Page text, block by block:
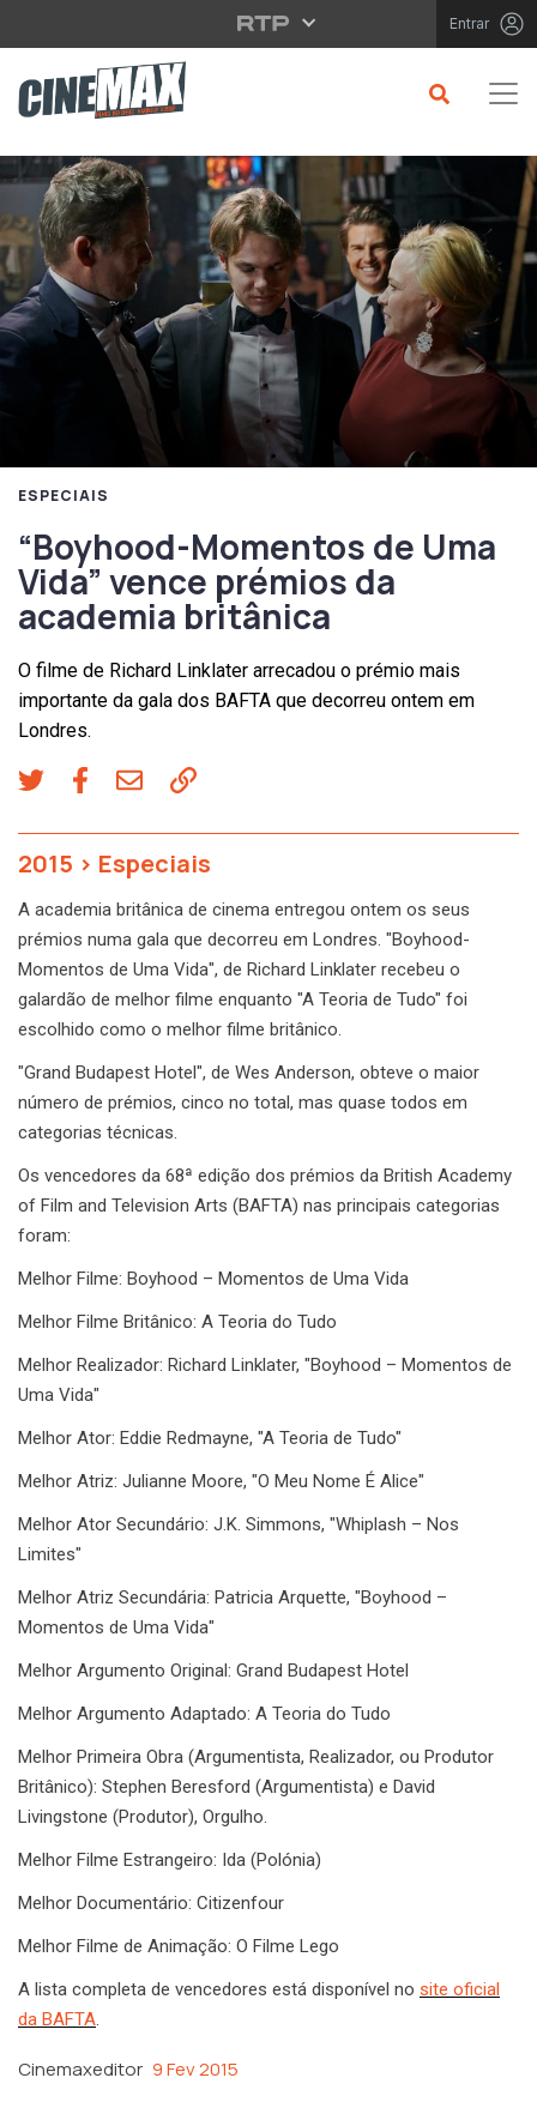
Saltar para o conteúdo principal Entrar
ESPECIAIS
“Boyhood-Momentos de Uma
Vida” vence prémios da
academia britânica
O filme de Richard Linklater arrecadou o prémio mais
importante da gala dos BAFTA que decorreu ontem em
Londres.
2015 > Especiais
A academia britânica de cinema entregou ontem os seus
prémios numa gala que decorreu em Londres. "Boyhood-
Momentos de Uma Vida", de Richard Linklater recebeu o
galardão de melhor filme enquanto "A Teoria de Tudo" foi
escolhido como o melhor filme britânico.
"Grand Budapest Hotel", de Wes Anderson, obteve o maior
número de prémios, cinco no total, mas quase todos em
categorias técnicas.
Os vencedores da 68ª edição dos prémios da British Academy
of Film and Television Arts (BAFTA) nas principais categorias
foram:
Melhor Filme: Boyhood – Momentos de Uma Vida
Melhor Filme Britânico: A Teoria do Tudo
Melhor Realizador: Richard Linklater, "Boyhood – Momentos de
Uma Vida"
Melhor Ator: Eddie Redmayne, "A Teoria de Tudo"
Melhor Atriz: Julianne Moore, "O Meu Nome É Alice"
Melhor Ator Secundário: J.K. Simmons, "Whiplash – Nos
Limites"
Melhor Atriz Secundária: Patricia Arquette, "Boyhood –
Momentos de Uma Vida"
Melhor Argumento Original: Grand Budapest Hotel
Melhor Argumento Adaptado: A Teoria do Tudo
Melhor Primeira Obra (Argumentista, Realizador, ou Produtor
Britânico): Stephen Beresford (Argumentista) e David
Livingstone (Produtor), Orgulho.
Melhor Filme Estrangeiro: Ida (Polónia)
Melhor Documentário: Citizenfour
Melhor Filme de Animação: O Filme Lego
A lista completa de vencedores está disponível no site oficial
da BAFTA.
Cinemaxeditor 9 Fev 2015